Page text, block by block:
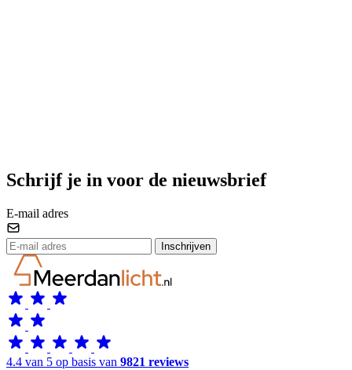
Schrijf je in voor de nieuwsbrief
E-mail adres
Inschrijven
4.4 van 5 op basis van 9821 reviews